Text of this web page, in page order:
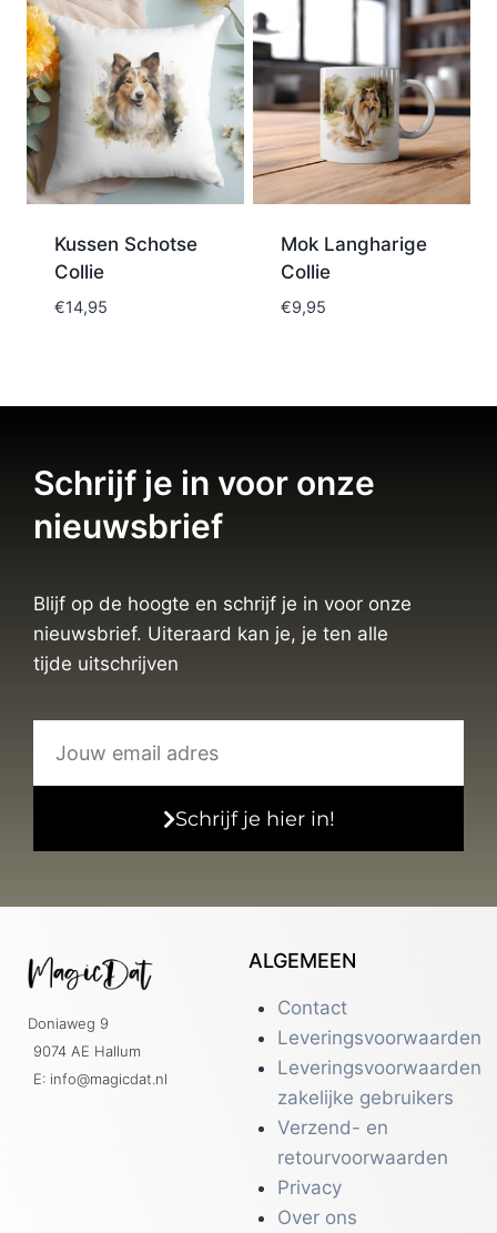
Kussen Schotse
Collie
€14,95
Mok Langharige
Collie
€9,95
Schrijf je in voor onze
nieuwsbrief
Blijf op de hoogte en schrijf je in voor onze
nieuwsbrief. Uiteraard kan je, je ten alle
tijde uitschrijven
Schrijf je hier in!
Doniaweg 9
9074 AE Hallum
E: info@magicdat.nl
ALGEMEEN
Contact
Leveringsvoorwaarden
Leveringsvoorwaarden
zakelijke gebruikers
Verzend- en
retourvoorwaarden
Privacy
Over ons